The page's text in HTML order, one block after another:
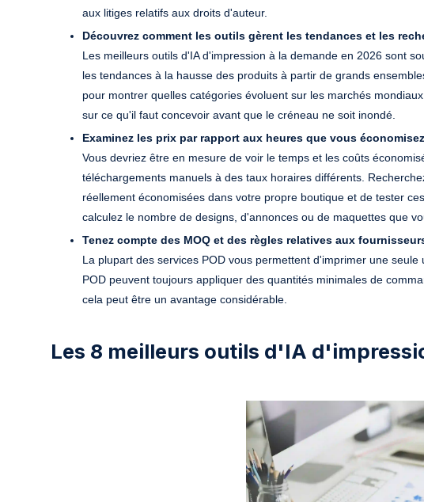
aux litiges relatifs aux droits d'auteur.
Découvrez comment les outils gèrent les tendances et les
Les meilleurs outils d'IA d'impression à la demande en 2026 sont
les tendances à la hausse des produits à partir de grands
pour montrer quelles catégories évoluent sur les marchés
sur ce qu'il faut concevoir avant que le créneau ne soit inondé.
Examinez les prix par rapport aux heures que vous
Vous devriez être en mesure de voir le temps et les coûts
téléchargements manuels à des taux horaires différents.
réellement économisées dans votre propre boutique et de tester
calculez le nombre de designs, d'annonces ou de maquettes que
Tenez compte des MOQ et des règles relatives aux
La plupart des services POD vous permettent d'imprimer une
POD peuvent toujours appliquer des quantités minimales de
cela peut être un avantage considérable.
Les 8 meilleurs outils d'IA